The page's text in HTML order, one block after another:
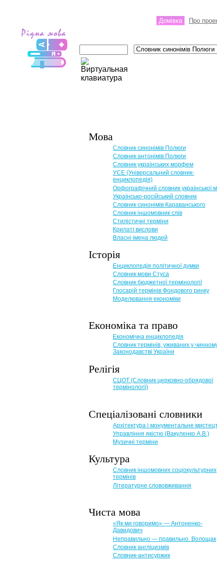
Домівка Про
Мова
Словник синонімів Полюги
Словник антонімів Полюги
Словник українських морфем
УСЕ (Універсальний словник-
енциклопедія)
Орфографічний словник української
Українсько-російський словник
Словник синонімів Караванського
Словник іншомовник слів
Стилістичні терміни
Крилаті вислови
Власні імена людей
Історія
Енциклопедія політичної думки
Словник мови Стуса
Словник бюджетної термінології
Глосарій термінів Фондового ринку
Моделювання економіки
Економіка та право
Eкономічна енциклопедія
Словник термінів, уживаних у
Законодавстві України
Релігія
СЦОТ (Словник церковно-обрядової
термінології)
Спеціалізовані словники
Архітектура і монументальне
Управління якістю (Вакуленко А.В.)
Музичні терміни
Культура
Словник іншомовних соціокультурних
термінів
Літературне слововживання
Чиста мова
«Як ми говоримо» — Антоненко-
Давидович
Неправильно — правильно. Волощак
Словник англіцизмів
Словник-антисуржик